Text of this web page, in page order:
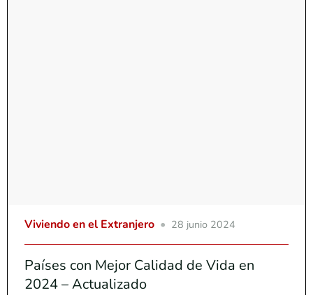
Viviendo en el Extranjero 28 junio 2024
Países con Mejor Calidad de Vida en
2024 – Actualizado